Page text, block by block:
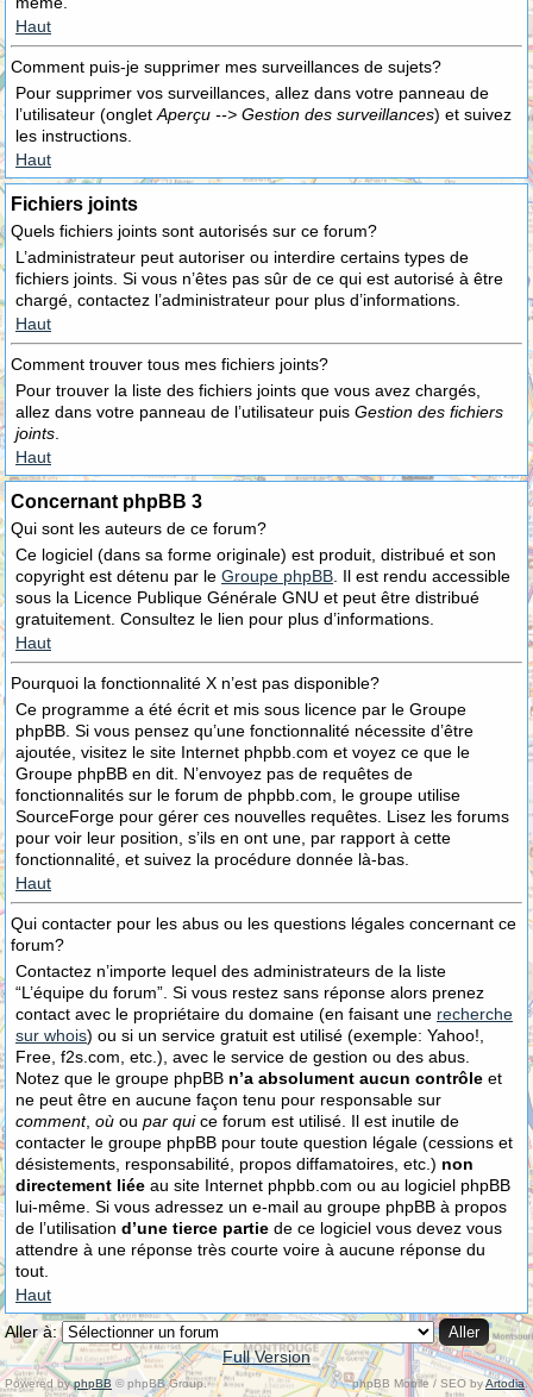
Haut
Comment puis-je supprimer mes surveillances de sujets?
Pour supprimer vos surveillances, allez dans votre panneau de
l’utilisateur (onglet Aperçu --> Gestion des surveillances) et suivez
les instructions.
Haut
Fichiers joints
Quels fichiers joints sont autorisés sur ce forum?
L’administrateur peut autoriser ou interdire certains types de
fichiers joints. Si vous n’êtes pas sûr de ce qui est autorisé à être
chargé, contactez l’administrateur pour plus d’informations.
Haut
Comment trouver tous mes fichiers joints?
Pour trouver la liste des fichiers joints que vous avez chargés,
allez dans votre panneau de l’utilisateur puis Gestion des fichiers
joints
Haut
Concernant phpBB 3
Qui sont les auteurs de ce forum?
Ce logiciel (dans sa forme originale) est produit, distribué et son
copyright est détenu par le Groupe phpBB . Il est rendu accessible
sous la Licence Publique Générale GNU et peut être distribué
gratuitement. Consultez le lien pour plus d’informations.
Haut
Pourquoi la fonctionnalité X n’est pas disponible?
Ce programme a été écrit et mis sous licence par le Groupe
phpBB. Si vous pensez qu’une fonctionnalité nécessite d’être
ajoutée, visitez le site Internet phpbb.com et voyez ce que le
Groupe phpBB en dit. N’envoyez pas de requêtes de
fonctionnalités sur le forum de phpbb.com, le groupe utilise
SourceForge pour gérer ces nouvelles requêtes. Lisez les forums
pour voir leur position, s’ils en ont une, par rapport à cette
fonctionnalité, et suivez la procédure donnée là-bas.
Haut
Qui contacter pour les abus ou les questions légales concernant ce
forum?
Contactez n’importe lequel des administrateurs de la liste
“L’équipe du forum”. Si vous restez sans réponse alors prenez
contact avec le propriétaire du domaine (en faisant une recherche
sur whois) ou si un service gratuit est utilisé (exemple: Yahoo!,
Free, f2s.com, etc.), avec le service de gestion ou des abus.
Notez que le groupe phpBB n’a absolument aucun contrôle et
ne peut être en aucune façon tenu pour responsable sur
comment, où ou par quice forum est utilisé. Il est inutile de
contacter le groupe phpBB pour toute question légale (cessions et
désistements, responsabilité, propos diffamatoires, etc.) non
directement liée au site Internet phpbb.com ou au logiciel phpBB
lui-même. Si vous adressez un e-mail au groupe phpBB à propos
de l’utilisation d’une tierce partie de ce logiciel vous devez vous
attendre à une réponse très courte voire à aucune réponse du
tout.
Haut
Aller à:
Full Version
Powered byphpBB © phpBB Group. phpBB Mobile / SEO byArtodia.